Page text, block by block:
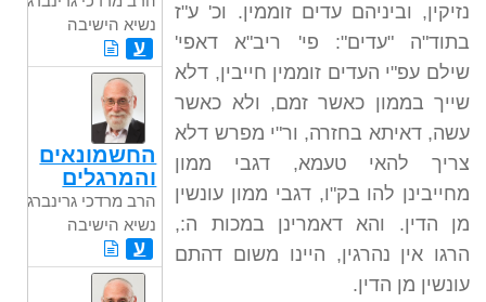
נזיקין, וביניהם עדים זוממין. וכ' ע"ז
בתוד"ה "עדים": פי' ריב"א דאפי'
שילם עפ"י העדים זוממין חייבין, דלא
שייך בממון כאשר זמם, ולא כאשר
עשה, דאיתא בחזרה, ור"י מפרש דלא
צריך להאי טעמא, דגבי ממון
מחייבינן להו בק"ו, דגבי ממון עונשין
מן הדין. והא דאמרינן במכות ה:,
הרגו אין נהרגין, היינו משום דהתם
עונשין מן הדין.
נשיא הישיבה
ע
החשמונאים
והמרגלים
הרב מרדכי גרינברג
נשיא הישיבה
ע